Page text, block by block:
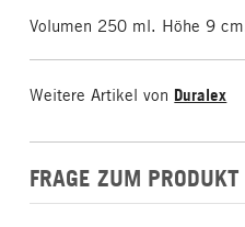
Volumen 250 ml. Höhe 9
Weitere Artikel von Duralex
FRAGE ZUM PRODUKT